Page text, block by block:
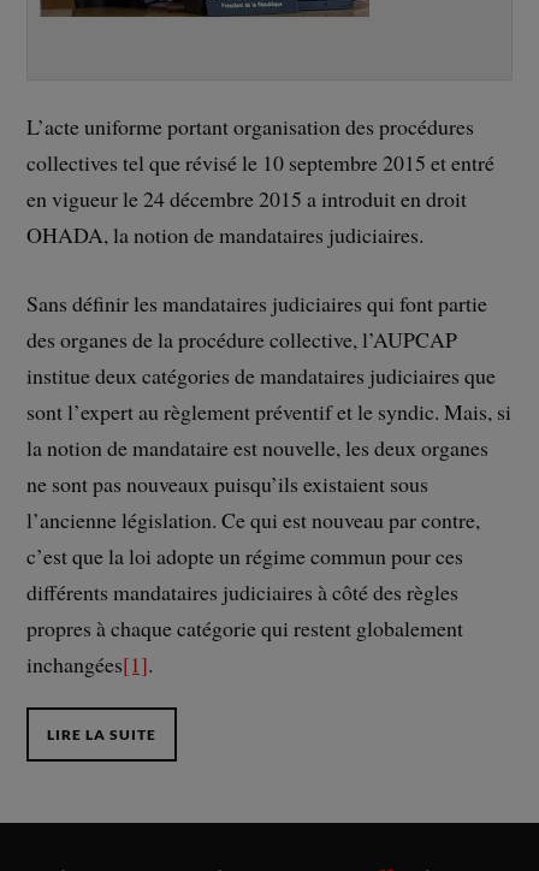
L’acte uniforme portant organisation des procédures
collectives tel que révisé le 10 septembre 2015 et entré
en vigueur le 24 décembre 2015 a introduit en droit
OHADA, la notion de mandataires judiciaires.
Sans définir les mandataires judiciaires qui font partie
des organes de la procédure collective, l’AUPCAP
institue deux catégories de mandataires judiciaires que
sont l’expert au règlement préventif et le syndic. Mais, si
la notion de mandataire est nouvelle, les deux organes
ne sont pas nouveaux puisqu’ils existaient sous
l’ancienne législation. Ce qui est nouveau par contre,
c’est que la loi adopte un régime commun pour ces
différents mandataires judiciaires à côté des règles
propres à chaque catégorie qui restent globalement
inchangées[1].
LIRE LA SUITE